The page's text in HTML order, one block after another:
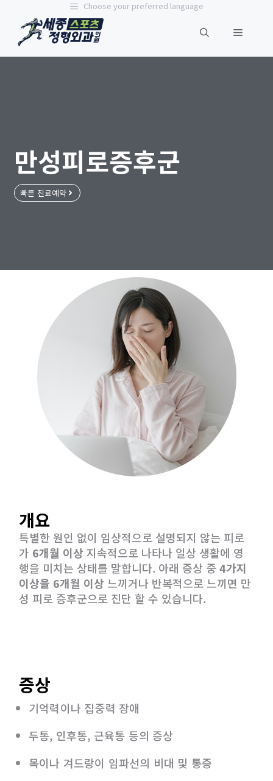
Choose your preferred language
만성피로증후군
빠른 진료예약
개요
특별한 원인 없이 임상적으로 설명되지 않는 피로
가 6개월 이상 지속적으로 나타나 일상 생활에 영
행을 미치는 상태를 말합니다. 아래 증상 중4가지
이상을 6개월 이상 느끼거나 반복적으로 느끼면 만
성 피로 증후군으로 진단 할 수 있습니다.
증상
기억력이나 집중력 장애
두통, 인후통, 근육통 등의 증상
목이나 겨드랑이 임파선의 비대 및 통증